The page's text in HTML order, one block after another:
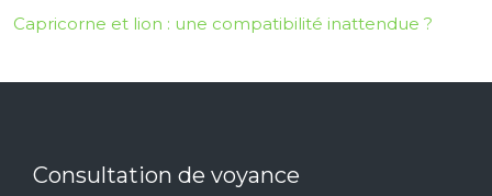
Capricorne et lion : une compatibilité inattendue ?
Consultation de voyance